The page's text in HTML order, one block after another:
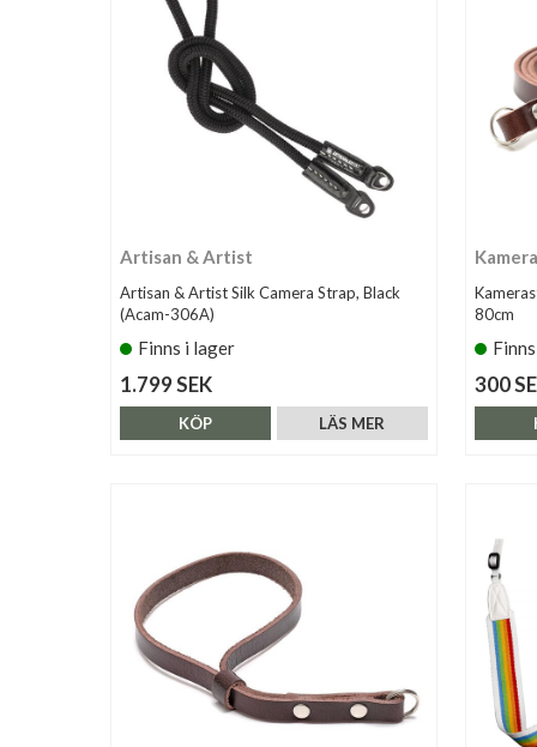
Artisan & Artist
Artisan & Artist Silk Camera Strap, Black
(Acam-306A)
Finns i lager
1.799 SEK
LÄS MER
KÖP
80cm
300